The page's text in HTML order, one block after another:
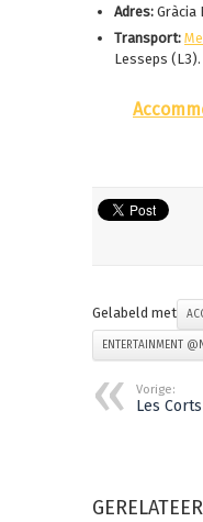
Adres: Gràcia
Transport:
Lesseps (L3).
Gelabeld met
ENTERTAINMENT
Vorige:
Les